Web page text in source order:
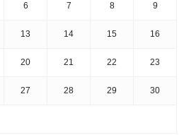
6 7 8 9
13 14 15 16
20 21 22 23
27 28 29 30